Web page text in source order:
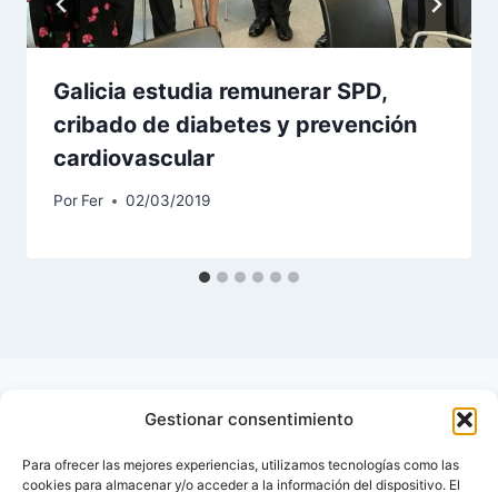
Gestionar consentimiento
Para ofrecer las mejores experiencias, utilizamos tecnologías como las
cookies para almacenar y/o acceder a la información del dispositivo. El
Galicia estudia remunerar SPD,
cribado de diabetes y prevención
cardiovascular
Por Fer 02/03/2019